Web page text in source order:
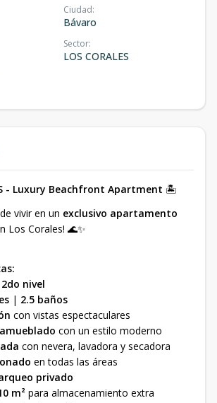
Ciudad:
Bávaro
Sector:
LOS CORALES
- Luxury Beachfront Apartment 🏝️
vivir en un exclusivo apartamento
Los Corales! 🌊✨
2do nivel
| 2.5 baños
con vistas espectaculares
con un estilo moderno
con nevera, lavadora y secadora
en todas las áreas
privado
m² para almacenamiento extra